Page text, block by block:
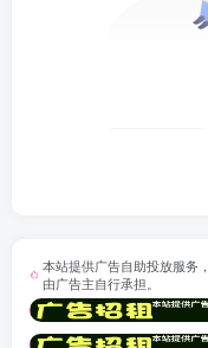
本站提供广告自助投放服务
由广告主自行承担。